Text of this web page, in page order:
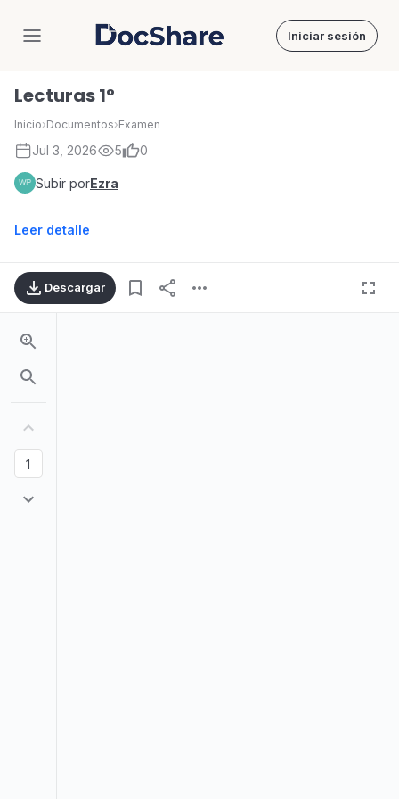
DocShare Iniciar sesión
Lecturas 1°
Inicio›Documentos›Examen
Jul 3, 2026 5 0
Subir porEzra
Leer detalle
Descargar